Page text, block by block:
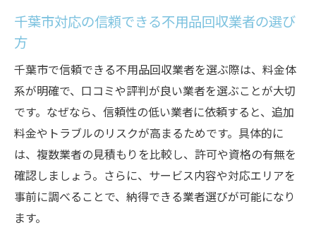
千葉市対応の信頼できる不用品回収業者の選び
方
千葉市で信頼できる不用品回収業者を選ぶ際は、料金体
系が明確で、口コミや評判が良い業者を選ぶことが大切
です。なぜなら、信頼性の低い業者に依頼すると、追加
料金やトラブルのリスクが高まるためです。具体的に
は、複数業者の見積もりを比較し、許可や資格の有無を
確認しましょう。さらに、サービス内容や対応エリアを
事前に調べることで、納得できる業者選びが可能になり
ます。